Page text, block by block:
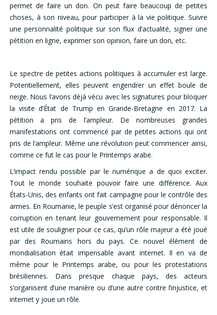
permet de faire un don. On peut faire beaucoup de petites
choses, à son niveau, pour participer à la vie politique. Suivre
une personnalité politique sur son flux d’actualité, signer une
pétition en ligne, exprimer son opinion, faire un don, etc.
Le spectre de petites actions politiques à accumuler est large.
Potentiellement, elles peuvent engendrer un effet boule de
neige. Nous l’avons déjà vécu avec les signatures pour bloquer
la visite d’État de Trump en Grande-Bretagne en 2017. La
pétition a pris de l’ampleur. De nombreuses grandes
manifestations ont commencé par de petites actions qui ont
pris de l’ampleur. Même une révolution peut commencer ainsi,
comme ce fut le cas pour le Printemps arabe.
L’impact rendu possible par le numérique a de quoi exciter.
Tout le monde souhaite pouvoir faire une différence. Aux
États-Unis, des enfants ont fait campagne pour le contrôle des
armes. En Roumanie, le peuple s’est organisé pour dénoncer la
corruption en tenant leur gouvernement pour responsable. Il
est utile de souligner pour ce cas, qu’un rôle majeur a été joué
par des Roumains hors du pays. Ce nouvel élément de
mondialisation était impensable avant internet. Il en va de
même pour le Printemps arabe, ou pour les protestations
brésiliennes. Dans presque chaque pays, des acteurs
s’organisent d’une manière ou d’une autre contre l’injustice, et
internet y joue un rôle.